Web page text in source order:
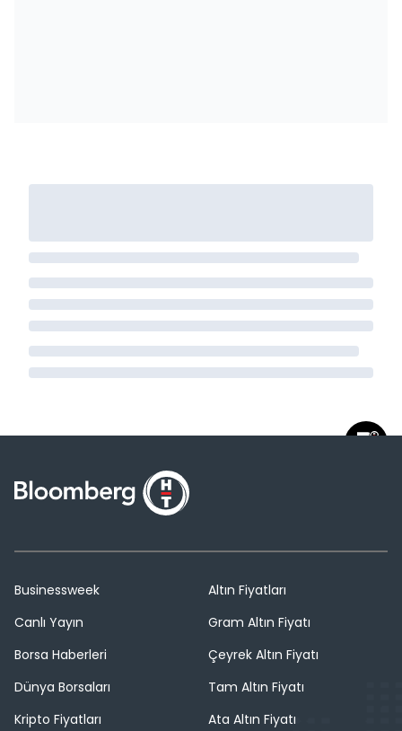
Businessweek
Canlı Yayın
Borsa Haberleri
Dünya Borsaları
Kripto Fiyatları
Altın Fiyatları
Gram Altın Fiyatı
Çeyrek Altın Fiyatı
Tam Altın Fiyatı
Ata Altın Fiyatı